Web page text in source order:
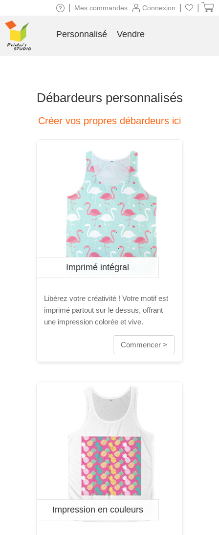
Débardeurs personnalisés
Créer vos propres débardeurs ici
Imprimé intégral
Libérez votre créativité ! Votre motif est
imprimé partout sur le dessus, offrant
une impression colorée et vive.
Commencer >
Impression en couleurs
Connexion
Mes commandes
Personnalisé Vendre